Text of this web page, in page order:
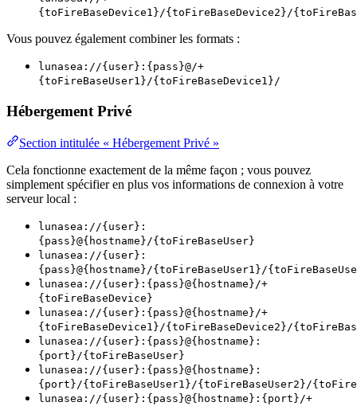
{toFireBaseDevice1}/{toFireBaseDevice2}/
Vous pouvez également combiner les formats :
lunasea://{user}:{pass}@/+
{toFireBaseUser1}/{toFireBaseDevice1}/
Hébergement Privé
Section intitulée « Hébergement Privé »
Cela fonctionne exactement de la même façon ; vous pouvez
simplement spécifier en plus vos informations de connexion à votre
serveur local :
lunasea://{user}:
{pass}@{hostname}/{toFireBaseUser}
lunasea://{user}:
{pass}@{hostname}/{toFireBaseUser1}/
lunasea://{user}:{pass}@{hostname}/+
{toFireBaseDevice}
lunasea://{user}:{pass}@{hostname}/+
{toFireBaseDevice1}/{toFireBaseDevice2}/
lunasea://{user}:{pass}@{hostname}:
{port}/{toFireBaseUser}
lunasea://{user}:{pass}@{hostname}:
{port}/{toFireBaseUser1}/{toFireBaseUser2}/
lunasea://{user}:{pass}@{hostname}:{port}/+